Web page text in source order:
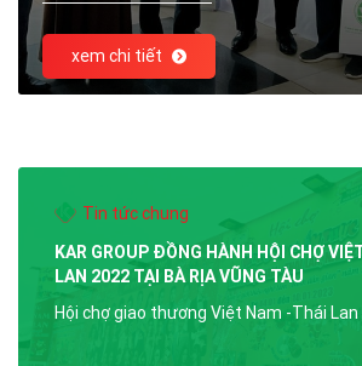
xem chi tiết
Tin tức chung
KAR GROUP ĐỒNG HÀNH HỘI CHỢ
LAN 2022 TẠI BÀ RỊA VŨNG TÀU
Hội chợ giao thương Việt Nam -Thái